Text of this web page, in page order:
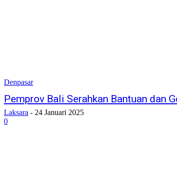
Denpasar
Pemprov Bali Serahkan Bantuan dan
Laksara - 24 Januari 2025
0